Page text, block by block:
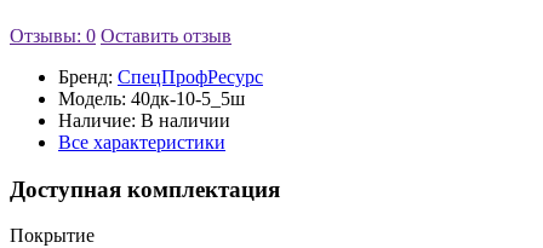
Отзывы: 0 Оставить отзыв
Бренд: СпецПрофРесурс
Модель: 40дк-10-5_5ш
Наличие: В наличии
Все характеристики
Доступная комплектация
Покрытие